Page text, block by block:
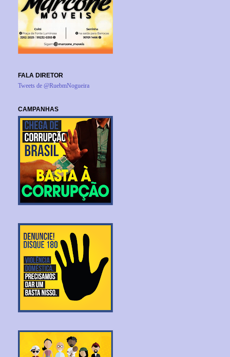
FALA DIRETOR
Tweets de @RuebmNogueira
CAMPANHAS